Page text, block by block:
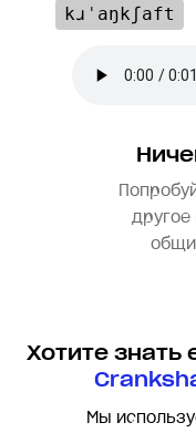
kɹˈaŋkʃaft
другое
Хотите
Мы